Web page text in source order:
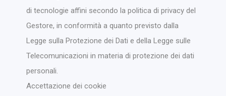
di tecnologie affini secondo la politica di privacy del
Gestore, in conformità a quanto previsto dalla
Legge sulla Protezione dei Dati e della Legge sulle
Telecomunicazioni in materia di protezione dei dati
personali.
Accettazione dei cookie